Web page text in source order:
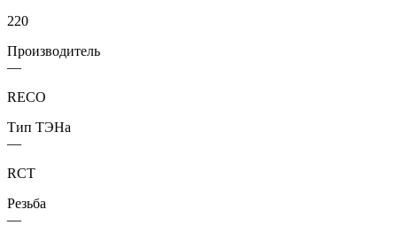
220
Производитель
—
RECO
Тип ТЭНа
—
RCT
Резьба
—